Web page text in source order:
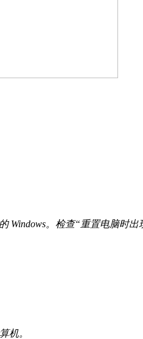
Windows。检查“重置电脑时出
机。